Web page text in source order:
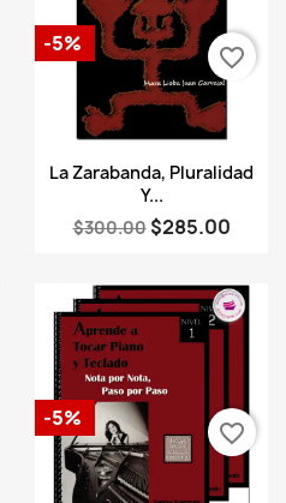
Vista rápida
La Zarabanda, Pluralidad
Y...
$300.00 $285.00
-5%
favorite_border
-5%
favorite_border